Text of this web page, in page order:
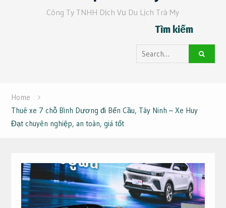
Công Ty TNHH Dịch Vụ Du Lịch Trà My
Tìm kiếm
Search
for:
Home
Thuê xe 7 chỗ Bình Dương đi Bến Cầu, Tây Ninh – Xe Huy
Đạt chuyên nghiệp, an toàn, giá tốt